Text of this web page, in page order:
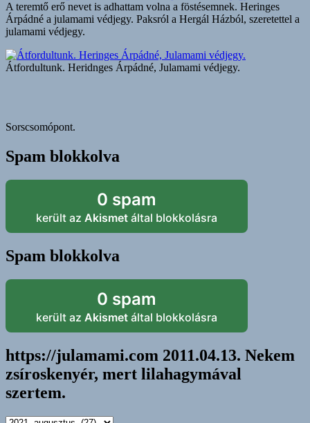
A teremtő erő nevet is adhattam volna a föstésemnek. Heringes
Árpádné a julamami védjegy. Paksról a Hergál Házból, szeretettel a
julamami védjegy.
Átfordultunk. Heridnges Árpádné, Julamami védjegy.
Sorscsomópont.
Spam blokkolva
0 spam
került az Akismet által blokkolásra
Spam blokkolva
0 spam
került az Akismet által blokkolásra
https://julamami.com 2011.04.13. Nekem
zsíroskenyér, mert lilahagymával
szertem.